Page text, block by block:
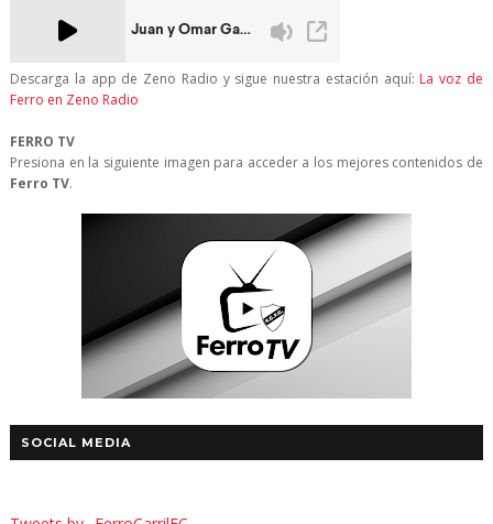
Descarga la app de Zeno Radio y sigue nuestra estación aquí: La voz de
Ferro en Zeno Radio
FERRO TV
Presiona en la siguiente imagen para acceder a los mejores contenidos de
Ferro TV.
SOCIAL MEDIA